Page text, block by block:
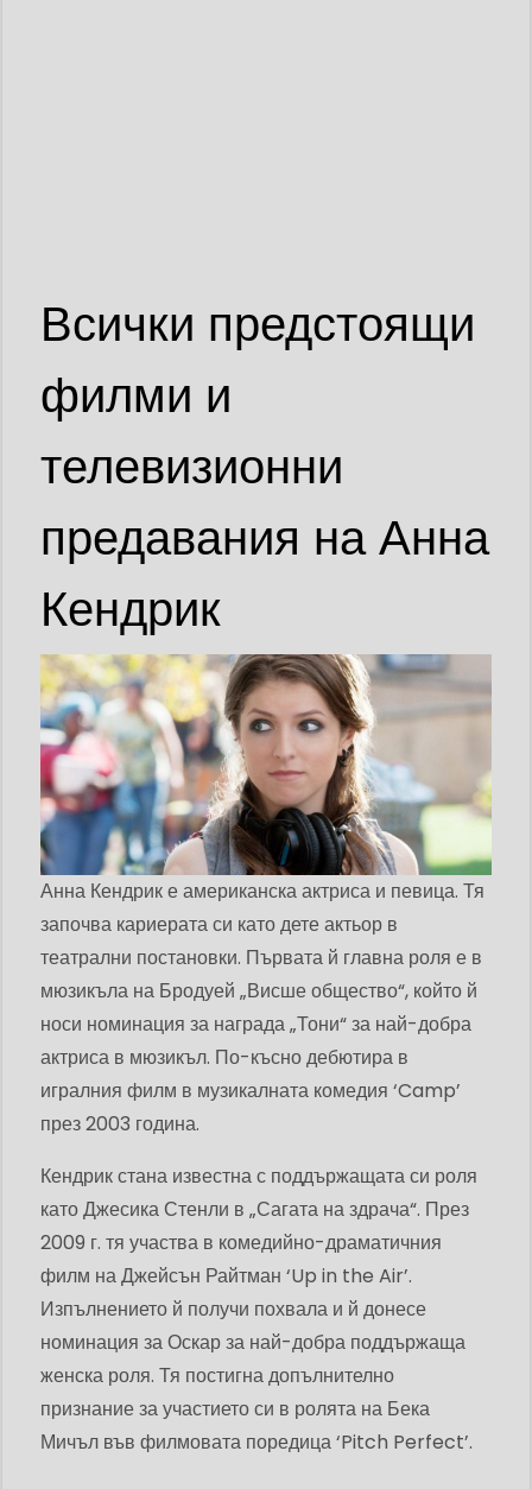
Всички предстоящи
филми и
телевизионни
предавания на Анна
Кендрик
Анна Кендрик е американска актриса и певица. Тя
започва кариерата си като дете актьор в
театрални постановки. Първата й главна роля е в
мюзикъла на Бродуей „Висше общество“, който й
носи номинация за награда „Тони“ за най-добра
актриса в мюзикъл. По-късно дебютира в
игралния филм в музикалната комедия ‘Camp’
през 2003 година.
Кендрик стана известна с поддържащата си роля
като Джесика Стенли в „Сагата на здрача“. През
2009 г. тя участва в комедийно-драматичния
филм на Джейсън Райтман ‘Up in the Air’.
Изпълнението й получи похвала и й донесе
номинация за Оскар за най-добра поддържаща
женска роля. Тя постигна допълнително
признание за участието си в ролята на Бека
Мичъл във филмовата поредица ‘Pitch Perfect’.